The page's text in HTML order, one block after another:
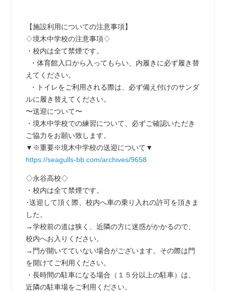
【施設利用についての注意事項】
♢境木中学校の注意事項♢
・校内は全て禁煙です。
・体育館入口から入ってもらい、内履きに必ず履き替
えてください。
・トイレをご利用される際は、必ず備え付けのサンダ
ルに履き替えてください。
〜送迎について〜
・境木中学校での練習について、必ずご確認いただき
ご協力をお願い致します。
▼※重要※境木中学校の送迎について▼
https://seagulls-bb.com/archives/9658
◇永谷高校◇
・校内は全て禁煙です。
･送迎して頂く際、校内へ車の乗り入れの許可を頂きま
した。
→学校前の道は狭く、近隣の方に迷惑がかかるので、
校内へお入りください。
→門が開いてていない場合がございます。その際は門
を開けてご利用ください。
・長時間の駐車になる場合（１５分以上の駐車）は、
近隣の駐車場をご利用ください。